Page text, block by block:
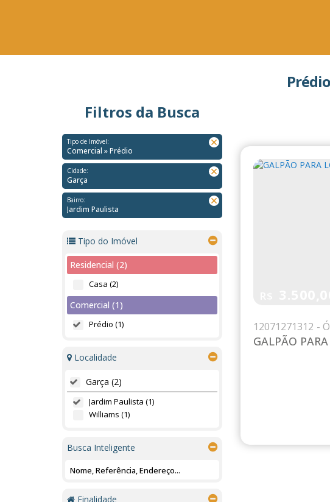
Filtros da Busca
Tipo de Imóvel:
Comercial » Prédio
Cidade:
Garça
Bairro:
Jardim Paulista
Tipo do Imóvel
Residencial (2)
Casa (2)
Comercial (1)
Prédio (1)
Localidade
Garça (2)
Jardim Paulista (1)
Williams (1)
Busca Inteligente
Finalidade
GALPÃO
12071271312